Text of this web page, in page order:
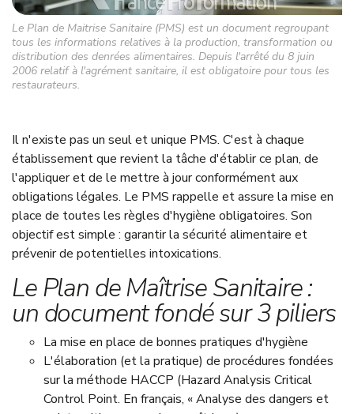
Le Plan de Maitrise Sanitaire (PMS) est un document regroupant
tous les informations relatives à la production, transformation ou
distribution des denrées alimentaires. Depuis l'arrêté du 8 juin
2006 relatif à l'agrément sanitaire, il est obligatoire pour tous les
restaurateurs.
Il n'existe pas un seul et unique PMS. C'est à chaque
établissement que revient la tâche d'établir ce plan, de
l'appliquer et de le mettre à jour conformément aux
obligations légales. Le PMS rappelle et assure la mise en
place de toutes les règles d'hygiène obligatoires. Son
objectif est simple : garantir la sécurité alimentaire et
prévenir de potentielles intoxications.
Le Plan de Maîtrise Sanitaire :
un document fondé sur 3 piliers
La mise en place de bonnes pratiques d'hygiène
L'élaboration (et la pratique) de procédures fondées
sur la méthode HACCP (Hazard Analysis Critical
Control Point. En français, « Analyse des dangers et